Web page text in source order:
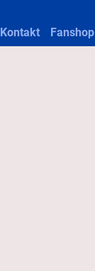
Kontakt Fanshop